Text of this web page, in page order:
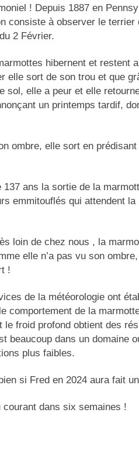
! Depuis 1887 en
consiste à observer le terrier
2 Février.
hibernent et restent
elle sort de son trou et que
sol, elle a peur et elle
un printemps tardif,
ombre, elle sort en
137 ans la sortie de la
emmitouflés qui attendent
loin de chez nous , la
elle n’a pas vu son
!
de la météorologie ont
comportement de la
le froid profond obtient des
beaucoup dans un domaine
plus faibles.
si Fred en 2024 aura fait
dans six semaines !